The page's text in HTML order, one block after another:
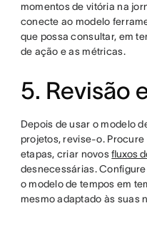
momentos de vitória na
conecte ao modelo
que possa consultar, em
de ação e as métricas.
5. Revisão
Depois de usar o modelo
projetos, revise-o.
etapas, criar novosfluxos
desnecessárias.
o modelo de tempos em
mesmo adaptado às suas